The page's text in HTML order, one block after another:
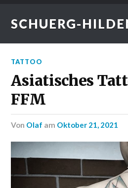
SCHUERG-
TATTOO
Asiatisches
FFM
von Olaf am Oktober 21, 2021